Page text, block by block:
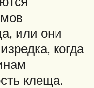
или они
когда
клеща.